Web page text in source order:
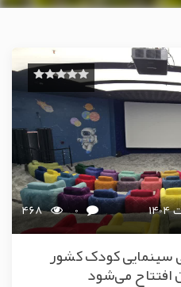
468 0
کودک کشور
می‌شود